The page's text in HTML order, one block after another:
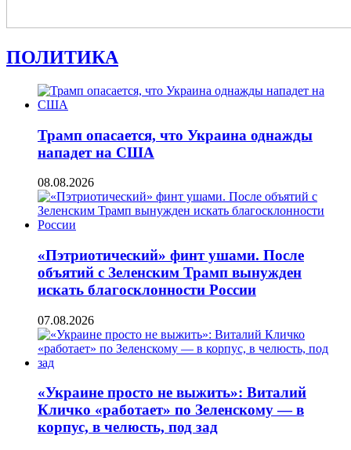
ПОЛИТИКА
Трамп опасается, что Украина однажды
нападет на США
08.08.2026
«Пэтриотический» финт ушами. После
объятий с Зеленским Трамп вынужден
искать благосклонности России
07.08.2026
«Украине просто не выжить»: Виталий
Кличко «работает» по Зеленскому — в
корпус, в челюсть, под зад